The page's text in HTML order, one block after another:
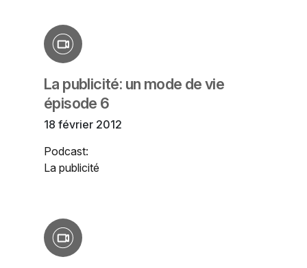
La publicité: un mode de vie
épisode 6
18 février 2012
Podcast:
La publicité